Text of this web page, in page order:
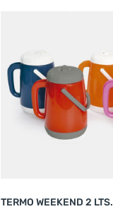
TERMO WEEKEND 2 LTS.